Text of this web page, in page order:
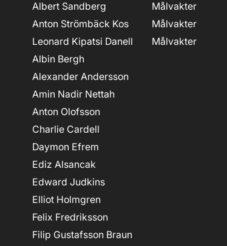
Albert Sandberg
Målvakter
Anton Strömbäck Kos
Målvakter
Leonard Kipatsi Danell
Målvakter
Albin Bergh
Alexander Andersson
Amin Nadir Nettah
Anton Olofsson
Charlie Cardell
Daymon Efrem
Ediz Alsancak
Edward Judkins
Elliot Holmgren
Felix Fredriksson
Filip Gustafsson Braun